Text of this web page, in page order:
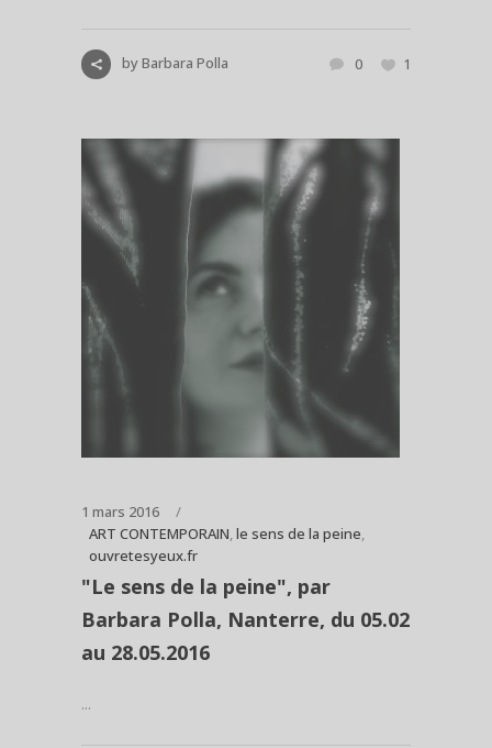
byBarbara Polla 0 1
1 mars 2016
ART CONTEMPORAIN,le sens de la peine,
ouvretesyeux.fr
"Le sens de la peine", par
Barbara Polla, Nanterre, du 05.02
au 28.05.2016
...